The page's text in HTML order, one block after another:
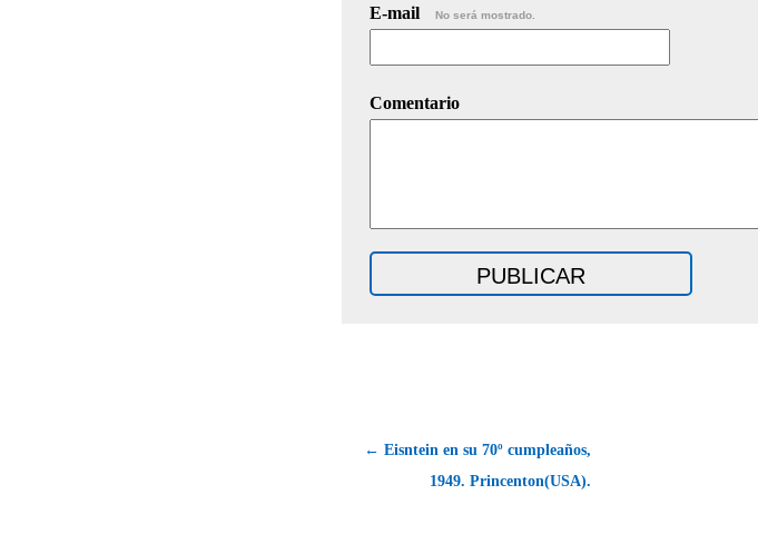
E-mail No será mostrado.
Comentario
← Eisntein en su 70º cumpleaños,
1949. Princenton(USA).